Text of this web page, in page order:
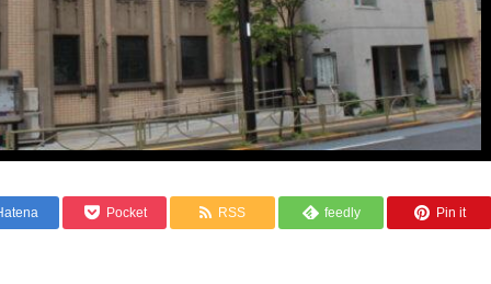
Pocket RSS feedly Pin it